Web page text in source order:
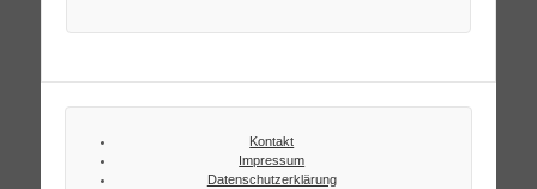
Kontakt
Impressum
Datenschutzerklärung